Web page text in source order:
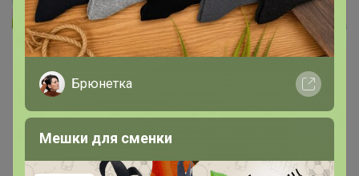
Pan Pelican - кожаная галантерея! Распродажа
до 50%!
Брюнетка
Мешки для сменки